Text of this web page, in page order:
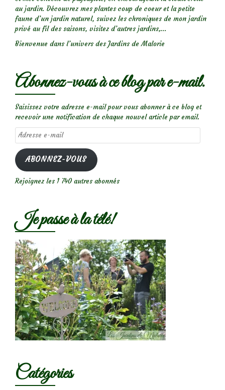
au jardin. Découvrez mes plantes coup de coeur et la petite
faune d’un jardin naturel, suivez les chroniques de mon jardin
privé au fil des saisons, visitez d’autres jardins,...
Bienvenue dans l’univers des Jardins de Malorie
Abonnez-vous à ce blog par e-mail.
Saisissez votre adresse e-mail pour vous abonner à ce blog et
recevoir une notification de chaque nouvel article par email.
Adresse
e-
mail
ABONNEZ-VOUS
Rejoignez les 1 740 autres abonnés
Je passe à la télé!
Catégories